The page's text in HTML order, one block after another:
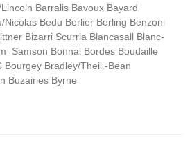
Barralis Bavoux Bayard
Nicolas Bedu Berlier Berling Benzoni
Bizarri Scurria Blancasall Blanc-
Samson Bonnal Bordes Boudaille
Bourgey Bradley/Theil.-Bean
Buzairies Byrne